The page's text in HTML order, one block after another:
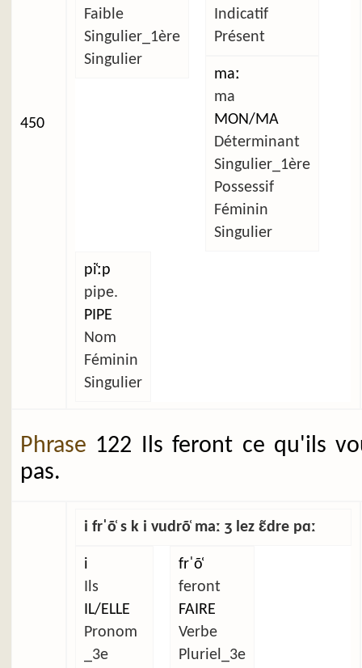
450
Faible
Singulier_1ère
Singulier
Indicatif
Présent
maː
ma
MON/MA
Déterminant
Singulier_1ère
Possessif
Féminin
Singulier
pi̜ːp
pipe.
PIPE
Nom
Féminin
Singulier
Phrase 122 Ils feront ce qu'ils
pas.
i frˈõ̜ s k i vudrõ̜ maː ʒ lez ɛ̃dre pɑː
i
Ils
IL/ELLE
Pronom
_3e
frˈõ̜
feront
FAIRE
Verbe
Pluriel_3e